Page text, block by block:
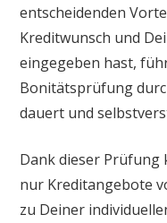
entscheidenden
Kreditwunsch und
eingegeben hast,
Bonitätsprüfung
dauert und
Dank dieser Prüfung
nur Kreditangebote
zu Deiner